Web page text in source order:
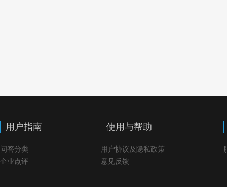
用户指南
问答分类
企业点评
使用与帮助
用户协议及隐私政策
意见反馈